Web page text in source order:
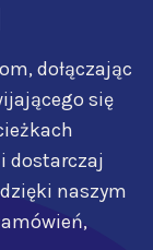
dołączając
się
dostarczaj
naszym